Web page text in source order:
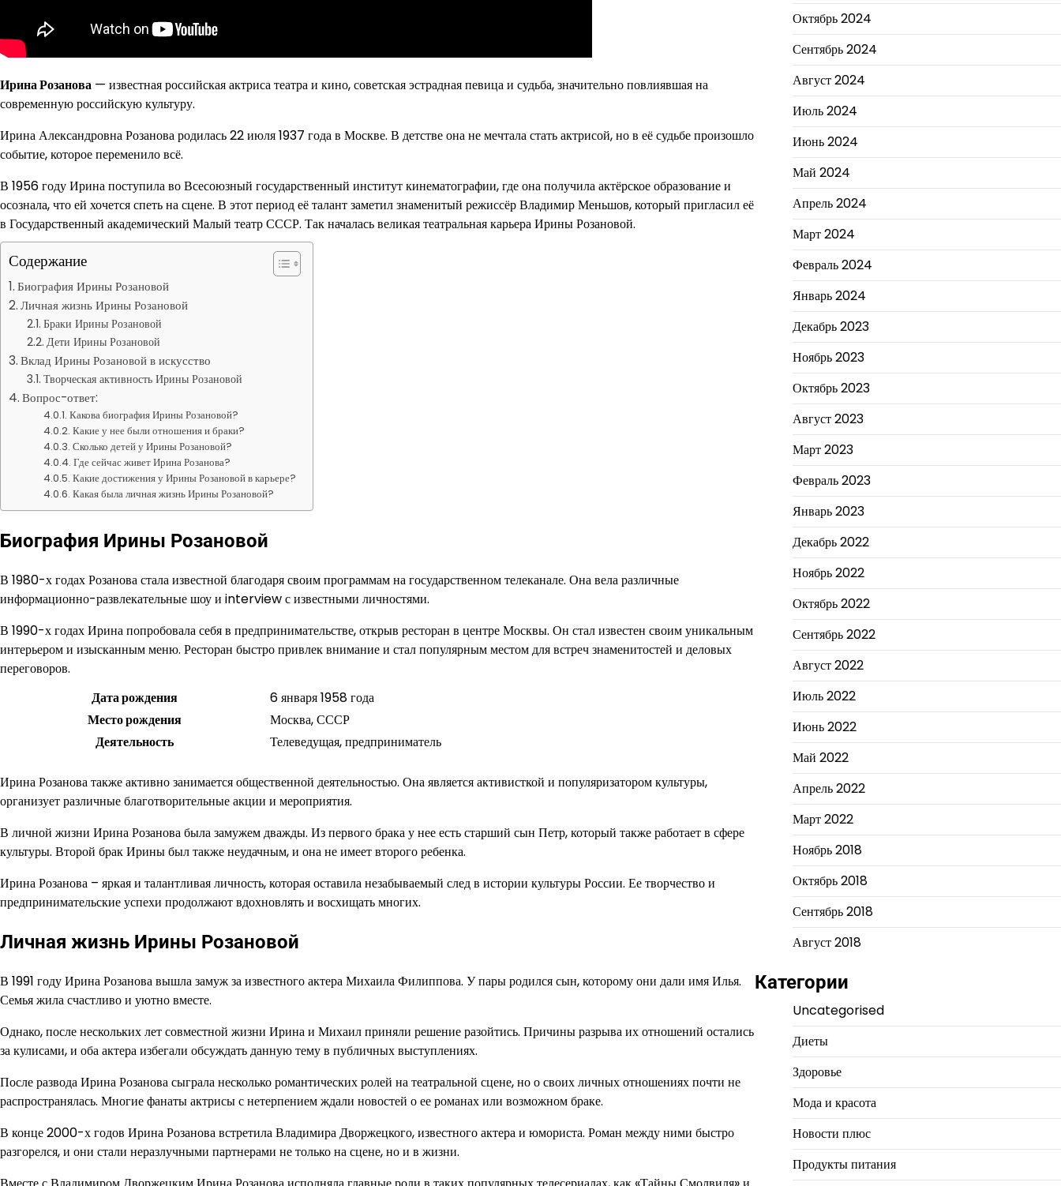
Ирина Розанова — известная российская актриса театра и кино, советская эстрадная певица и судьба, значительно повлиявшая на
современную российскую культуру.
Ирина Александровна Розанова родилась 22 июля 1937 года в Москве. В детстве она не мечтала стать актрисой, но в её судьбе произошло
событие, которое переменило всё.
В 1956 году Ирина поступила во Всесоюзный государственный институт кинематографии, где она получила актёрское образование и
осознала, что ей хочется спеть на сцене. В этот период её талант заметил знаменитый режиссёр Владимир Меньшов, который пригласил её
в Государственный академический Малый театр СССР. Так началась великая театральная карьера Ирины Розановой.
Содержание
Биография Ирины Розановой
Личная жизнь Ирины Розановой
Браки Ирины Розановой
Дети Ирины Розановой
Вклад Ирины Розановой в искусство
Творческая активность Ирины Розановой
Вопрос-ответ:
Какова биография Ирины Розановой?
Какие у нее были отношения и браки?
Сколько детей у Ирины Розановой?
Где сейчас живет Ирина Розанова?
Какие достижения у Ирины Розановой в карьере?
Какая была личная жизнь Ирины Розановой?
Биография Ирины Розановой
В 1980-х годах Розанова стала известной благодаря своим программам на государственном телеканале. Она вела различные
информационно-развлекательные шоу и interview с известными личностями.
В 1990-х годах Ирина попробовала себя в предпринимательстве, открыв ресторан в центре Москвы. Он стал известен своим уникальным
интерьером и изысканным меню. Ресторан быстро привлек внимание и стал популярным местом для встреч знаменитостей и деловых
переговоров.
Дата рождения
6 января 1958 года
Место рождения
Москва, СССР
Деятельность
Телеведущая, предприниматель
Ирина Розанова также активно занимается общественной деятельностью. Она является активисткой и популяризатором культуры,
организует различные благотворительные акции и мероприятия.
В личной жизни Ирина Розанова была замужем дважды. Из первого брака у нее есть старший сын Петр, который также работает в сфере
культуры. Второй брак Ирины был также неудачным, и она не имеет второго ребенка.
Ирина Розанова – яркая и талантливая личность, которая оставила незабываемый след в истории культуры России. Ее творчество и
предпринимательские успехи продолжают вдохновлять и восхищать многих.
Личная жизнь Ирины Розановой
В 1991 году Ирина Розанова вышла замуж за известного актера Михаила Филиппова. У пары родился сын, которому они дали имя Илья.
Семья жила счастливо и уютно вместе.
Однако, после нескольких лет совместной жизни Ирина и Михаил приняли решение разойтись. Причины разрыва их отношений остались
за кулисами, и оба актера избегали обсуждать данную тему в публичных выступлениях.
После развода Ирина Розанова сыграла несколько романтических ролей на театральной сцене, но о своих личных отношениях почти не
распространялась. Многие фанаты актрисы с нетерпением ждали новостей о ее романах или возможном браке.
В конце 2000-х годов Ирина Розанова встретила Владимира Дворжецкого, известного актера и юмориста. Роман между ними быстро
разгорелся, и они стали неразлучными партнерами не только на сцене, но и в жизни.
Октябрь 2024
Сентябрь 2024
Август 2024
Июль 2024
Июнь 2024
Май 2024
Апрель 2024
Март 2024
Февраль 2024
Январь 2024
Декабрь 2023
Ноябрь 2023
Октябрь 2023
Август 2023
Март 2023
Февраль 2023
Январь 2023
Декабрь 2022
Ноябрь 2022
Октябрь 2022
Сентябрь 2022
Август 2022
Июль 2022
Июнь 2022
Май 2022
Апрель 2022
Март 2022
Ноябрь 2018
Октябрь 2018
Сентябрь 2018
Август 2018
Категории
Uncategorised
Диеты
Здоровье
Мода и красота
Новости плюс
Продукты питания